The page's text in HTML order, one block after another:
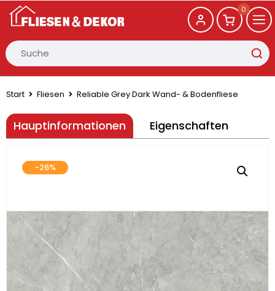
0
Start Fliesen Reliable Grey Dark Wand- & Bodenfliese
Hauptinformationen Eigenschaften
-26%